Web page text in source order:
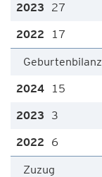
27
17
Geburtenbilanz
15
3
6
Zuzug